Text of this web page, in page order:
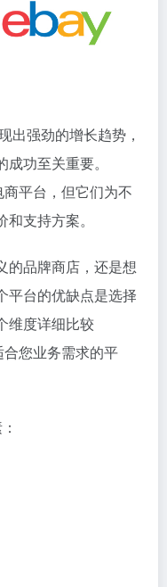
出强劲的增长趋势，
功至关重要。
平台，但它们为不
支持方案。
的品牌商店，还是想
平台的优缺点是选择
维度详细比较
您业务需求的平